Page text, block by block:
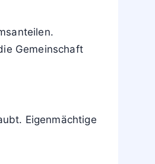
Gemeinschaft
Eigenmächtige